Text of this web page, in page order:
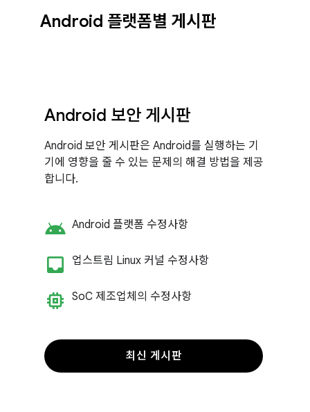
Android 플랫폼별 게시판
Android 보안 게시판
Android 보안 게시판은 Android를 실행하는 기
기에 영향을 줄 수 있는 문제의 해결 방법을 제공
합니다.
android Android 플랫폼 수정사항
inbox_customize
업스트림 Linux 커널 수정사항
memory SoC 제조업체의 수정사항
최신 게시판